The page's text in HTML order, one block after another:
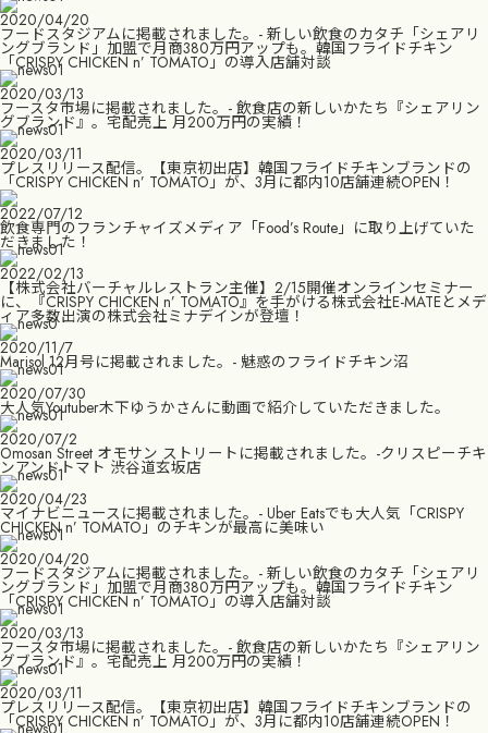
2020/04/20
フードスタジアムに掲載されました。- 新しい飲食のカタチ「シェアリ
ングブランド」加盟で月商380万円アップも。韓国フライドチキン
「CRISPY CHICKEN n’ TOMATO」の導入店舗対談
2020/03/13
フースタ市場に掲載されました。- 飲食店の新しいかたち『シェアリン
グブランド』。宅配売上 月200万円の実績！
2020/03/11
プレスリリース配信。【東京初出店】韓国フライドチキンブランドの
「CRISPY CHICKEN n’ TOMATO」が、3月に都内10店舗連続OPEN！
2022/07/12
飲食専門のフランチャイズメディア「Food’s Route」に取り上げていた
だきました！
2022/02/13
【株式会社バーチャルレストラン主催】2/15開催オンラインセミナー
に、『CRISPY CHICKEN n’ TOMATO』を手がける株式会社E-MATEとメデ
ィア多数出演の株式会社ミナデインが登壇！
2020/11/7
Marisol 12月号に掲載されました。- 魅惑のフライドチキン沼
2020/07/30
大人気Youtuber木下ゆうかさんに動画で紹介していただきました。
2020/07/2
Omosan Street オモサン ストリートに掲載されました。-クリスピーチキ
ンアンドトマト 渋谷道玄坂店
2020/04/23
マイナビニュースに掲載されました。- Uber Eatsでも大人気「CRISPY
CHICKEN n’ TOMATO」のチキンが最高に美味い
2020/04/20
フードスタジアムに掲載されました。- 新しい飲食のカタチ「シェアリ
ングブランド」加盟で月商380万円アップも。韓国フライドチキン
「CRISPY CHICKEN n’ TOMATO」の導入店舗対談
2020/03/13
フースタ市場に掲載されました。- 飲食店の新しいかたち『シェアリン
グブランド』。宅配売上 月200万円の実績！
2020/03/11
プレスリリース配信。【東京初出店】韓国フライドチキンブランドの
「CRISPY CHICKEN n’ TOMATO」が、3月に都内10店舗連続OPEN！